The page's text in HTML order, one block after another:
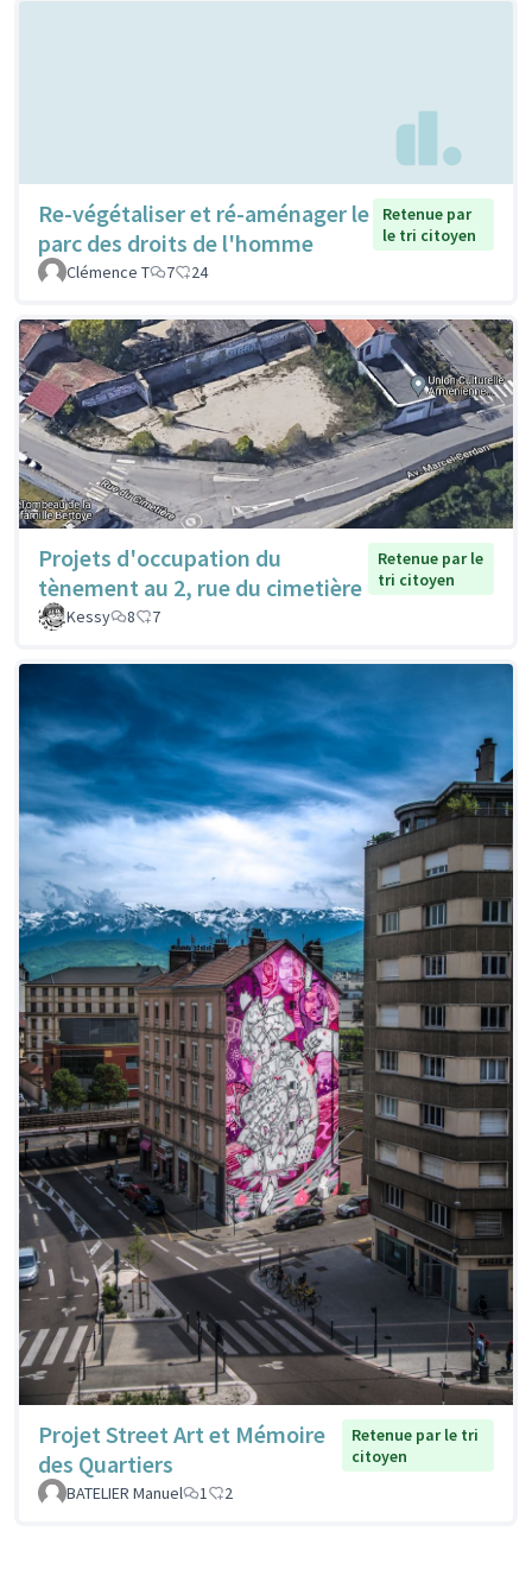
Re-végétaliser et ré-aménager le
parc des droits de l'homme
Retenue par
le tri citoyen
Clémence T
7 24
Projets d'occupation du
tènement au 2, rue du cimetière
Retenue par le
tri citoyen
Kessy
8 7
Projet Street Art et Mémoire
des Quartiers
Retenue par le tri
citoyen
BATELIER Manuel
1 2